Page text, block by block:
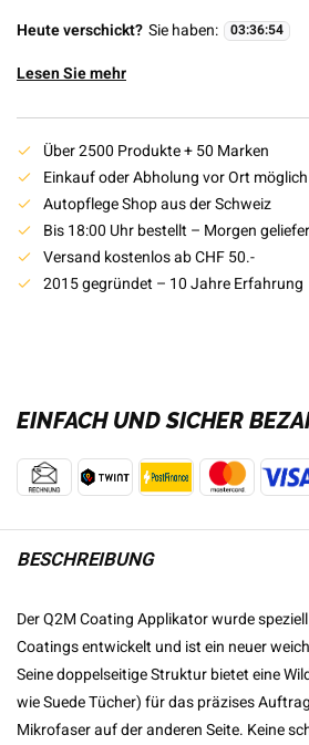
Heute verschickt? Sie haben: 03:36:54
Lesen Sie mehr
Über 2500 Produkte + 50 Marken
Einkauf oder Abholung vor Ort möglich
Autopflege Shop aus der Schweiz
Bis 18:00 Uhr bestellt – Morgen
Versand kostenlos ab CHF 50.-
2015 gegründet – 10 Jahre Erfahrung
EINFACH UND SICHER
BESCHREIBUNG
Der Q2M Coating Applikator wurde
Coatings entwickelt und ist ein neuer
Seine doppelseitige Struktur bietet eine
wie Suede Tücher) für das präzises
Mikrofaser auf der anderen Seite. Keine